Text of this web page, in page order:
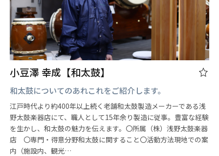
小豆澤 幸成【和太鼓】
和太鼓についてのあれこれをご紹介します。
江戸時代より約400年以上続く老舗和太鼓製造メーカーである浅
野太鼓楽器店にて、職人として15年余り製造に従事。豊富な経験
を生かし、和太鼓の魅力を伝えます。〇所属（株）浅野太鼓楽器
店 〇専門・得意分野和太鼓に関すること〇活動方法現地での案
内（施設内、観光…